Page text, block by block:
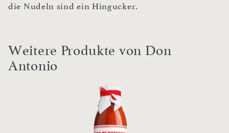
die Nudeln sind ein Hingucker.
Weitere Produkte von Don
Antonio